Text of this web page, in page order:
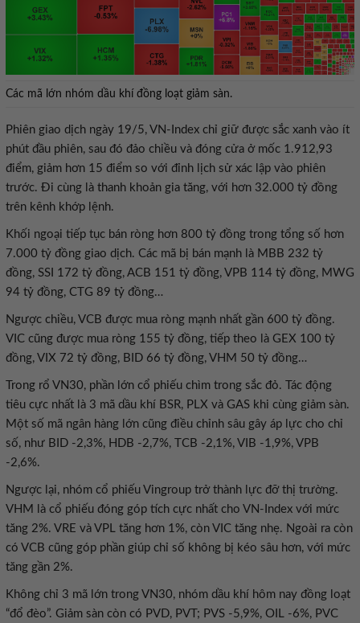
Các mã lớn nhóm dầu khí đồng loạt giảm sàn.
Phiên giao dịch ngày 19/5, VN-Index chỉ giữ được sắc xanh vào ít
phút đầu phiên, sau đó đảo chiều và đóng cửa ở mốc 1.912,93
điểm, giảm hơn 15 điểm so với đỉnh lịch sử xác lập vào phiên
trước. Đi cùng là thanh khoản gia tăng, với hơn 32.000 tỷ đồng
trên kênh khớp lệnh.
Khối ngoại tiếp tục bán ròng hơn 800 tỷ đồng trong tổng số hơn
7.000 tỷ đồng giao dịch. Các mã bị bán mạnh là MBB 232 tỷ
đồng, SSI 172 tỷ đồng, ACB 151 tỷ đồng, VPB 114 tỷ đồng, MWG
94 tỷ đồng, CTG 89 tỷ đồng…
Ngược chiều, VCB được mua ròng mạnh nhất gần 600 tỷ đồng.
VIC cũng được mua ròng 155 tỷ đồng, tiếp theo là GEX 100 tỷ
đồng, VIX 72 tỷ đồng, BID 66 tỷ đồng, VHM 50 tỷ đồng…
Trong rổ VN30, phần lớn cổ phiếu chìm trong sắc đỏ. Tác động
tiêu cực nhất là 3 mã dầu khí BSR, PLX và GAS khi cùng giảm sàn.
Một số mã ngân hàng lớn cũng điều chỉnh sâu gây áp lực cho chỉ
số, như BID -2,3%, HDB -2,7%, TCB -2,1%, VIB -1,9%, VPB
-2,6%.
Ngược lại, nhóm cổ phiếu Vingroup trở thành lực đỡ thị trường.
VHM là cổ phiếu đóng góp tích cực nhất cho VN-Index với mức
tăng 2%. VRE và VPL tăng hơn 1%, còn VIC tăng nhẹ. Ngoài ra còn
có VCB cũng góp phần giúp chỉ số không bị kéo sâu hơn, với mức
tăng gần 2%.
Không chỉ 3 mã lớn trong VN30, nhóm dầu khí hôm nay đồng loạt
“đổ đèo”. Giảm sàn còn có PVD, PVT; PVS -5,9%, OIL -6%, PVC